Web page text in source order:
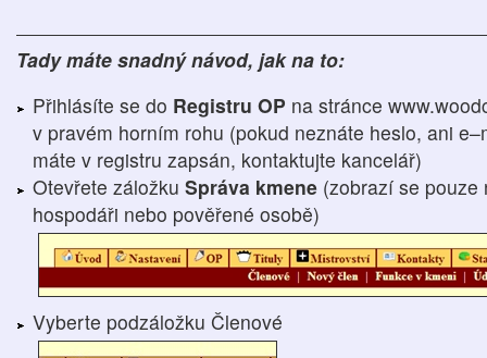
Tady máte snadný návod, jak na to:
Přihlásíte se do Registru OP na stránce
v pravém horním rohu (pokud neznáte heslo, ani
máte v registru zapsán, kontaktujte kancelář)
Otevřete záložku Správa kmene (zobrazí se pouze
hospodáři nebo pověřené osobě)
Vyberte podzáložku Členové